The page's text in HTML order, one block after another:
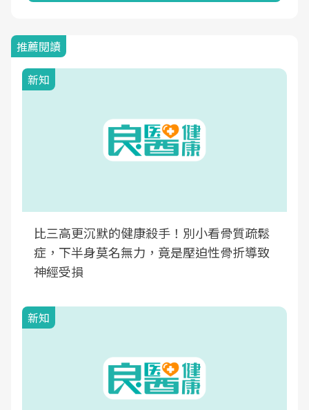
推薦閱讀
新知
比三高更沉默的健康殺手！別小看骨質疏鬆
症，下半身莫名無力，竟是壓迫性骨折導致
神經受損
新知